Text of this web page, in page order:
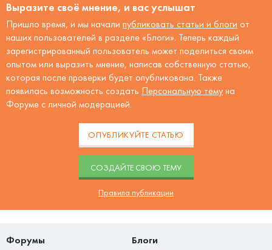
Выразите своё мнение, и вас услышат
Пришло время, и мы начали публиковать статьи и блоги от
наших пользователей в разделе «Блоги». Теперь каждый
зарегистрированный пользователь может поделиться своим
опытом или выразить мнение, написав собственную статью,
которая после проверки будет опубликована. Также
появилась возможность создать Персональную тему на
Форуме с личной модерацией.
ОПУБЛИКУЙТЕ СТАТЬЮ
CОЗДАЙТЕ СВОЮ ТЕМУ
Правила публикации
Форумы Блоги